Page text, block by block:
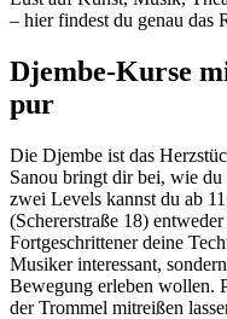
– hier findest du genau das
Djembe-Kurse
pur
Die Djembe ist das
Sanou bringt dir bei, wie
zwei Levels kannst du ab
(Schererstraße 18)
Fortgeschrittener deine
Musiker interessant,
Bewegung erleben wollen.
der Trommel mitreißen